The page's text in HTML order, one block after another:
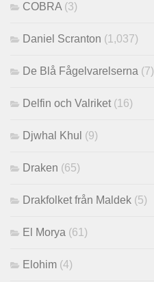
COBRA (3)
Daniel Scranton (1,037)
De Blå Fågelvarelserna (7)
Delfin och Valriket (16)
Djwhal Khul (9)
Draken (65)
Drakfolket från Maldek (5)
El Morya (61)
Elohim (4)